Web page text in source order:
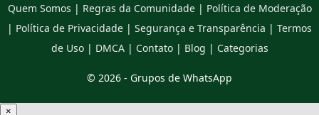
Quem Somos | Regras da Comunidade| Política de Moderação
| Política de Privacidade | Segurança e Transparência | Termos
de Uso| DMCA| Contato| Blog | Categorias
© 2026 - Grupos de WhatsApp
×